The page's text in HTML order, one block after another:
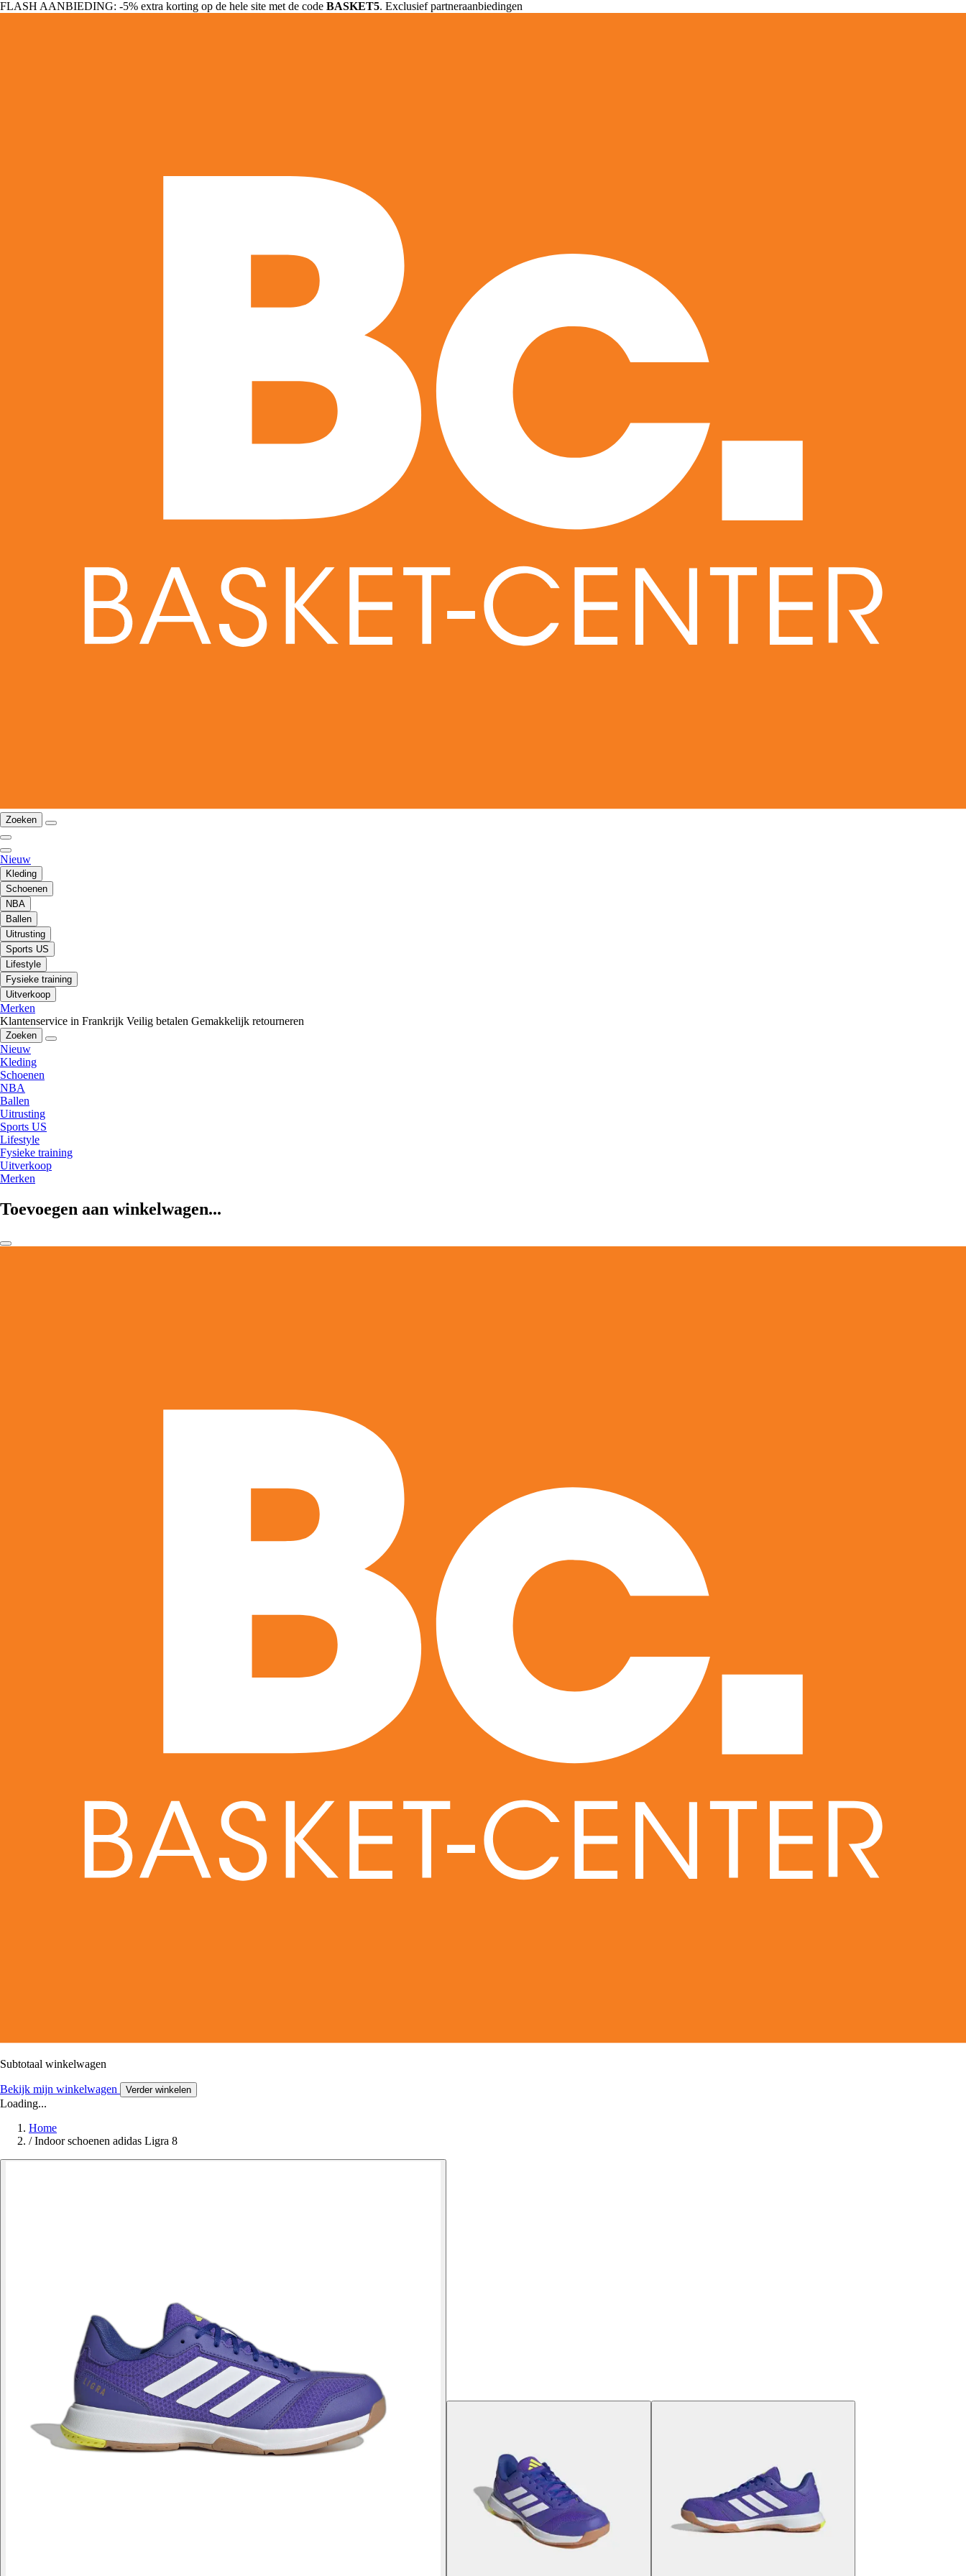
FLASH AANBIEDING: -5% extra korting op de hele site met de code BASKET5. Exclusief partneraanbiedingen
Zoeken
Nieuw
Kleding
Schoenen
NBA
Ballen
Uitrusting
Sports US
Lifestyle
Fysieke training
Uitverkoop
Merken
Klantenservice in Frankrijk Veilig betalen Gemakkelijk retourneren
Zoeken
Nieuw
Kleding
Schoenen
NBA
Ballen
Uitrusting
Sports US
Lifestyle
Fysieke training
Uitverkoop
Merken
Toevoegen aan winkelwagen...
Subtotaal winkelwagen
Bekijk mijn winkelwagen Verder winkelen
Loading...
Home
/ Indoor schoenen adidas Ligra 8